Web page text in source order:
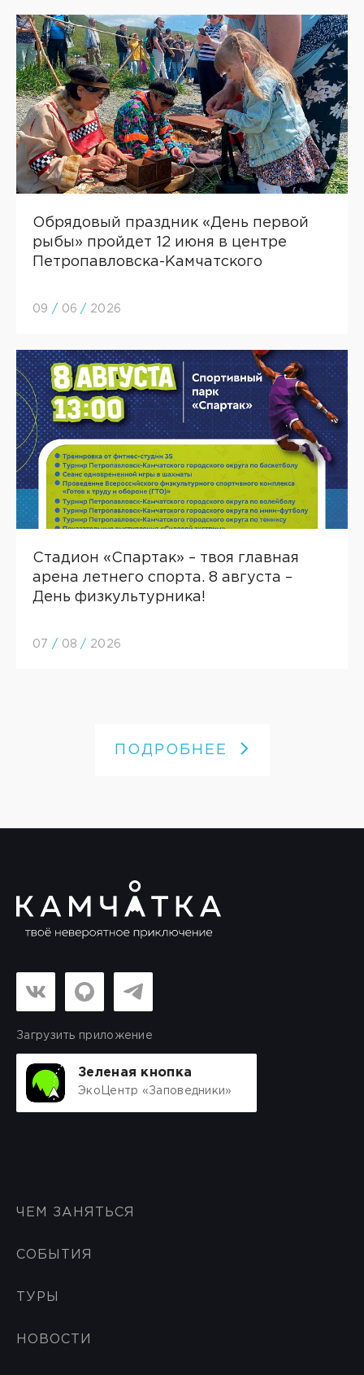
Обрядовый праздник «День первой
рыбы» пройдет 12 июня в центре
Петропавловска-Камчатского
09 / 06 / 2026
Cтадион «Спартак» – твоя главная
арена летнего спорта. 8 августа –
День физкультурника!
07 / 08 / 2026
ПОДРОБНЕЕ
Загрузить приложение
Зеленая кнопка
ЭкоЦентр «Заповедники»
ЧЕМ ЗАНЯТЬСЯ
СОБЫТИЯ
ТУРЫ
НОВОСТИ